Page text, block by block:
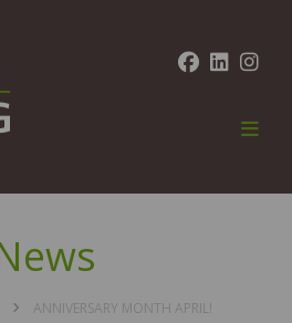
ANNIVERSARY MONTH APRIL!